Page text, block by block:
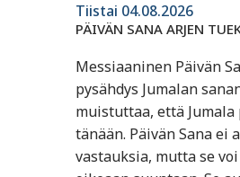
Tiistai 04.08.2026
PÄIVÄN SANA ARJEN
Messiaaninen Päivän
pysähdys Jumalan
muistuttaa, että Jumala
tänään. Päivän Sana ei
vastauksia, mutta se